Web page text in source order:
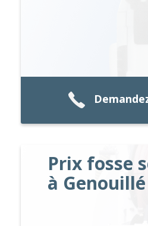
Prix fosse
à Genouillé